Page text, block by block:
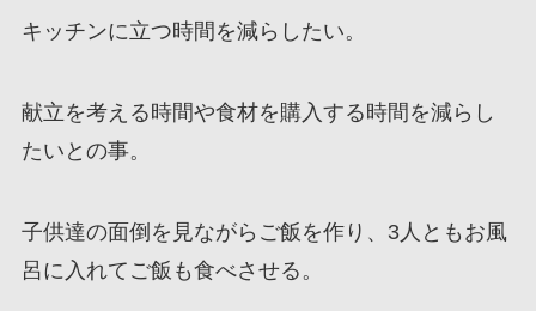
キッチンに立つ時間を減らしたい。
献立を考える時間や食材を購入する時間を減らし
たいとの事。
子供達の面倒を見ながらご飯を作り、3人ともお風
呂に入れてご飯も食べさせる。